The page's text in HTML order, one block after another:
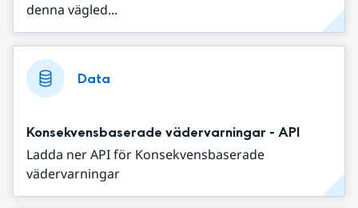
denna vägled...
Data
Konsekvensbaserade vädervarningar - API
Ladda ner API för Konsekvensbaserade
vädervarningar